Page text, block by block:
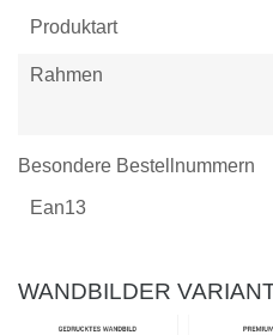
Produktart
Rahmen
Besondere Bestellnummern
Ean13
WANDBILDER